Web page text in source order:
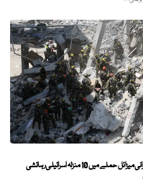
آپریشن یا علی ابن ابی طالب: ایرانی میزائل حملے میں 10 منزلہ اسرائیلی رہائشی